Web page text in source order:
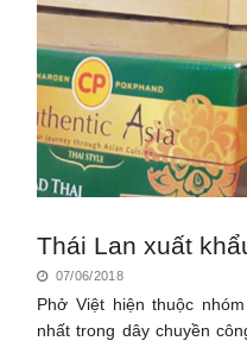
Thái Lan xuất
07/06/2018
Phở Việt hiện thuộc
nhất trong dây chuyền